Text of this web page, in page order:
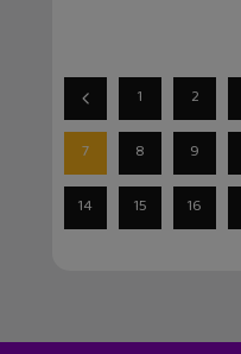
1 2
7 8 9
14 15 16